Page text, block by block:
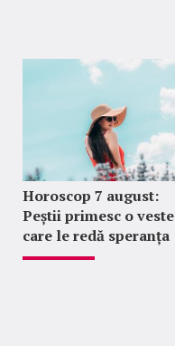
Horoscop 7 august:
Peștii primesc o veste
care le redă speranța